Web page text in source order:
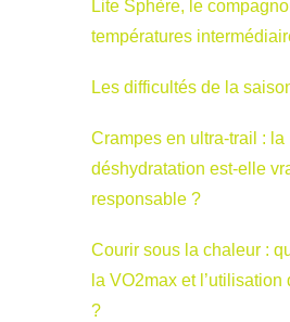
Lite Sphère, le
températures
Les difficultés de la
Crampes en ultra-trail : la
déshydratation est-elle
responsable ?
Courir sous la chaleur :
la VO2max et
?